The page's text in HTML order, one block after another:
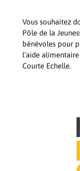
Vous souhaitez
Pôle de la
bénévoles pour
l’aide
Courte Echelle.